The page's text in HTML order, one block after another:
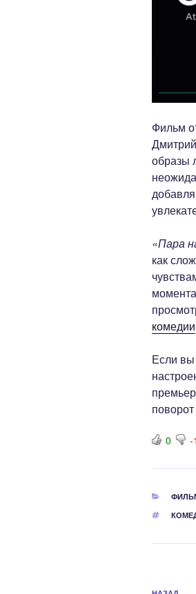
Фильм
образы
«Пара
как
комедии
Если
0 -1
МЕТКИ